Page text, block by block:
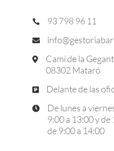
 93 798 96 11


Camí de la
08302 Mataró
 Delante de las

De lunes a
9:00 a 13:00 y
de 9:00 a 14:00